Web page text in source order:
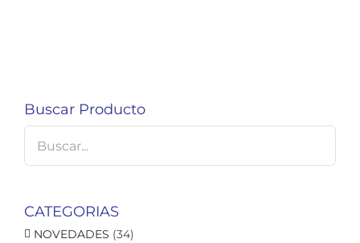
Buscar Producto
CATEGORIAS
NOVEDADES (34)